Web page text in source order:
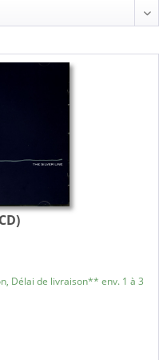
Délai de livraison** env. 1 à 3